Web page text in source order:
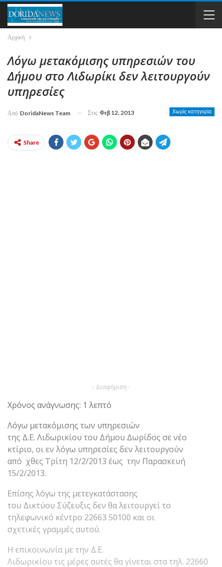
Αρχική
Λόγω μετακόμισης υπηρεσιών του
Δήμου στο Λιδωρίκι δεν λειτουργούν
υπηρεσίες
Χωρίς κατηγορία
Από DoridaNews Team Στις Φεβ 12, 2013
Share
- Διαφήμιση -
Χρόνος ανάγνωσης: 1 λεπτό
Λόγω μετακόμισης των υπηρεσιών
της Δ.Ε. Λιδωρικίου του Δήμου Δωρίδος σε νέο
κτίριο, οι εν λόγω υπηρεσίες δεν λειτουργούν
από χθες Τρίτη 12/2/2013 έως την Παρασκευή
15/2/2013.
Επίσης λόγω της μετεγκατάστασης
του Δικτύου Σύζευξις δεν θα λειτουργεί το
τηλεφωνικό κέντρο 22663 50100 και οι
σχετικές γραμμές αυτού.
Η επικοινωνία με την Δ.Ε.
Λιδωρικίου τις μέρες αυτές θα γίνεται στα τηλ. 22660